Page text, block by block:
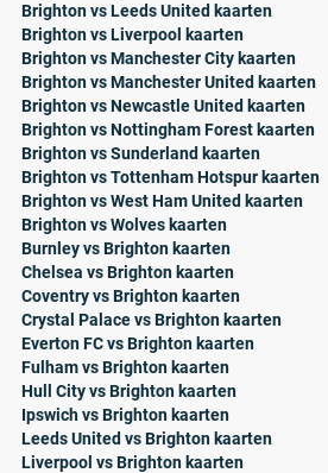
Brighton vs Leeds United kaarten
Brighton vs Liverpool kaarten
Brighton vs Manchester City kaarten
Brighton vs Manchester United kaarten
Brighton vs Newcastle United kaarten
Brighton vs Nottingham Forest kaarten
Brighton vs Sunderland kaarten
Brighton vs Tottenham Hotspur kaarten
Brighton vs West Ham United kaarten
Brighton vs Wolves kaarten
Burnley vs Brighton kaarten
Chelsea vs Brighton kaarten
Coventry vs Brighton kaarten
Crystal Palace vs Brighton kaarten
Everton FC vs Brighton kaarten
Fulham vs Brighton kaarten
Hull City vs Brighton kaarten
Ipswich vs Brighton kaarten
Leeds United vs Brighton kaarten
Liverpool vs Brighton kaarten